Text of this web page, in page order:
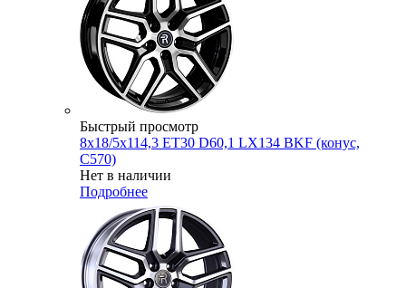
Быстрый просмотр
8x18/5x114,3 ET30 D60,1 LX134 BKF (конус,
C570)
Нет в наличии
Подробнее